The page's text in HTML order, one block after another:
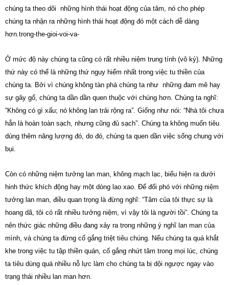
chúng ta theo dõi những hình thái hoạt động của tâm, nó cho phép
chúng ta nhận ra những hình thái hoạt động đó một cách dễ dàng
hơn.trong-the-gioi-voi-va-
Ở mức độ này chúng ta cũng có rất nhiều niệm trung tính (vô ký). Những
thứ này có thể là những thứ nguy hiểm nhất trong việc tu thiền của
chúng ta. Bởi vì chúng không tàn phá chúng ta như những đam mê hay
sự gây gổ, chúng ta dần dần quen thuộc với chúng hơn. Chúng ta nghĩ:
“Không có gì xấu; nó không lan trải rộng ra”. Giống như nói: “Nhà tôi chưa
hẳn là hoàn toàn sạch, nhưng cũng đủ sạch”. Chúng ta không muốn tiêu
dùng thêm năng lượng đó, do đó, chúng ta quen dần việc sống chung với
bụi.
Còn có những niệm tưởng lan man, không mạch lạc, biểu hiện ra dưới
hinh thức khích động hay một dòng lao xao. Để đối phó với những niệm
tưởng lan man, điều quan trọng là đừng nghĩ: “Tâm của tôi thực sự là
hoang dã, tôi có rất nhiều tưởng niệm, vì vậy tôi là người tồi”. Chúng ta
nên thức giác những điều đang xảy ra trong những ý nghĩ lan man của
mình, và chúng ta đừng cố gắng triệt tiêu chúng. Nếu chúng ta quá khắt
khe trong việc tu tập thiền quán, cố gắng nhứt tâm trong mọi lúc, chúng
ta tiêu dùng quá nhiều nỗ lực làm cho chúng ta bị dội ngược ngay vào
trạng thái nhiều lan man hơn.